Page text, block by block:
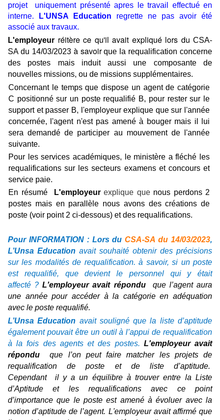
projet uniquement présenté apres le travail effectué en
interne.
L'UNSA Education regrette ne pas avoir été
associé aux travaux.
L'employeur réitère ce qu'il avait expliqué lors du CSA-
SA du 14/03/2023à savoirque la requalification concerne
des postes mais induit aussi une composante de
nouvelles missions, ou de missions supplémentaires.
Concernant le temps que dispose un agent de catégorie
C positionné sur un poste requalifié B, pour rester sur le
support et passer B, l'employeur explique que sur l'année
concernée, l'agent n'est pas amené à bouger mais il lui
sera demandé de participer au mouvement de l'année
suivante.
Pour les services académiques, le ministère a fléché les
requalifications sur les secteurs examens et concours et
service paie.
En résumé
L'employeur explique que nous perdons 2
postes mais en parallèle nous avons des créations de
poste (voir point 2 ci-dessous) et des requalifications.
Pour INFORMATION : Lors duCSA-SA du 14/03/2023,
L’Unsa Education avait souhaité obtenir des précisions
sur les modalités de requalification. à savoir, si un poste
est requalifié, que devient le personnel qui y était
affecté ?L'employeur avait répondu
que l’agent aura
une année pour accéder à la catégorie en adéquation
avec le poste requalifié.
L’Unsa Education avait souligné que la liste d’aptitude
également pouvait être un outil à l’appui de requalification
à la fois des agents et des postes. L'employeur avait
répondu
que l’on peut faire matcher les projets de
requalification de poste et de liste d’aptitude.
Cependant il y a un équilibre à trouver entre la Liste
d’Aptitude et les requalifications avec ce point
d’importance que le poste est amené à évoluer avec la
notion d’aptitude de l’agent. L'employeur avait affirmé que